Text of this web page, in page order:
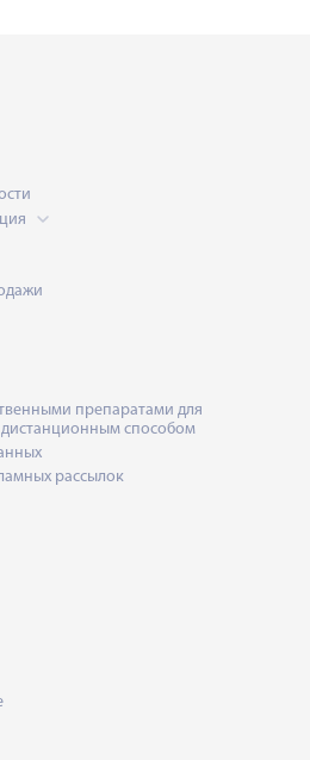
препаратами для
способом
рассылок